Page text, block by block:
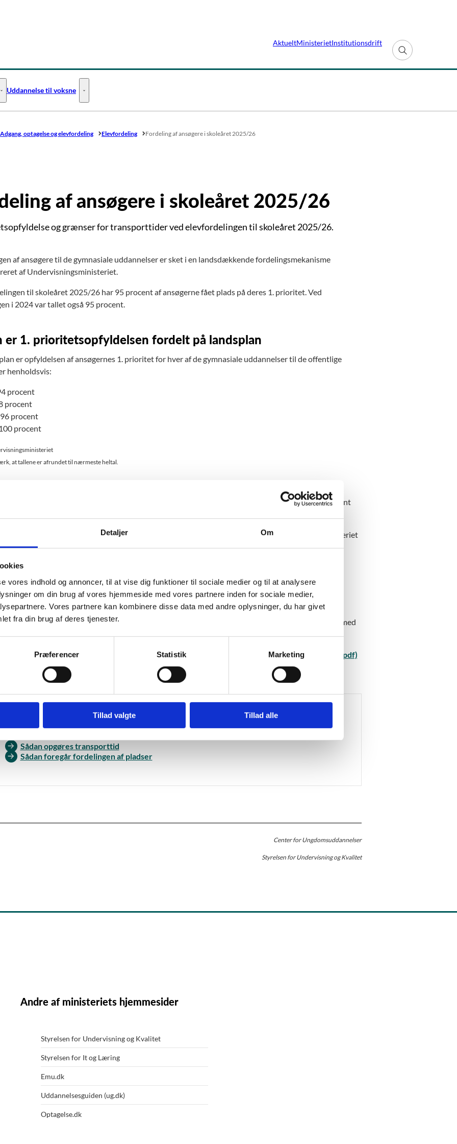
Detaljer Om
vores indhold og annoncer, til at vise dig funktioner til sociale medier og til at analysere
om din brug af vores hjemmeside med vores partnere inden for sociale medier,
Vores partnere kan kombinere disse data med andre oplysninger, du har givet
fra din brug af deres tjenester.
Præferencer Statistik Marketing
Tillad valgte Tillad alle
AktueltMinisterietInstitutionsdrift
Fold søgefelt ud
Uddannelse til unge - Flere links
Uddannelse til voksne Uddannelse til voksne - Flere links
Adgang, optagelse og elevfordeling Elevfordeling Fordeling af ansøgere i skoleåret 2025/26
af ansøgere i skoleåret 2025/26
og grænser for transporttider ved elevfordelingen til skoleåret 2025/26.
af ansøgere til de gymnasiale uddannelser er sket i en landsdækkende fordelingsmekanisme
af Undervisningsministeriet.
til skoleåret 2025/26 har 95 procent af ansøgerne fået plads på deres 1. prioritet. Ved
i 2024 var tallet også 95 procent.
er 1. prioritetsopfyldelsen fordelt på landsplan
er opfyldelsen af ansøgernes 1. prioritet for hver af de gymnasiale uddannelser til de offentlige
henholdsvis:
procent
procent
procent
procent
at tallene er afrundet til nærmeste heltal.
1. prioritetsopfyldelsen hhv. 93 procent for stx, 99 procent for hf, 96 procent for hhx og 100 procent
gang, ansøgere til de gymnasiale uddannelser er blevet fordelt centralt af Undervisningsministeriet
af fordelingen (pdf).
for transporttider
været flere ansøgere til et bestemt gymnasium end gymnasiet har pladser til, er det ansøgerne med
blandt ansøgere med samme prioritet, der først har fået plads.
for transporttiderne for de gymnasier, som har haft flere ansøgere end pladser i 2025 (pdf)
mere
Sådan opgøres transporttid
Sådan foregår fordelingen af pladser
Center for Ungdomsuddannelser
Styrelsen for Undervisning og Kvalitet
Andre af ministeriets hjemmesider
Styrelsen for Undervisning og Kvalitet
Styrelsen for It og Læring
Emu.dk
Uddannelsesguiden (ug.dk)
Optagelse.dk